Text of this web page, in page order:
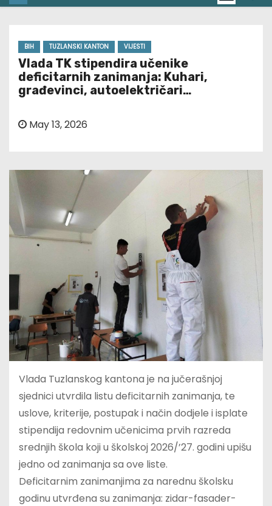
BIH TUZLANSKI KANTON VIJESTI
Vlada TK stipendira učenike
deficitarnih zanimanja: Kuhari,
građevinci, autoelektričari…
May 13, 2026
Vlada Tuzlanskog kantona je na jučerašnjoj
sjednici utvrdila listu deficitarnih zanimanja, te
uslove, kriterije, postupak i način dodjele i isplate
stipendija redovnim učenicima prvih razreda
srednjih škola koji u školskoj 2026/’27. godini upišu
jedno od zanimanja sa ove liste.
Deficitarnim zanimanjima za narednu školsku
godinu utvrđena su zanimanja: zidar-fasader-